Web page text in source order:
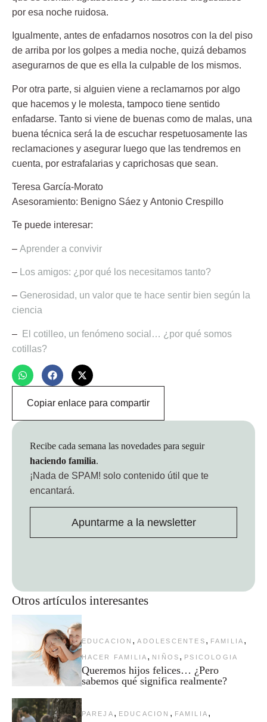
por esa noche ruidosa.
Igualmente, antes de enfadarnos nosotros con la del piso
de arriba por los golpes a media noche, quizá debamos
asegurarnos de que es ella la culpable de los mismos.
Por otra parte, si alguien viene a reclamarnos por algo
que hacemos y le molesta, tampoco tiene sentido
enfadarse. Tanto si viene de buenas como de malas, una
buena técnica será la de escuchar respetuosamente las
reclamaciones y asegurar luego que las tendremos en
cuenta, por estrafalarias y caprichosas que sean.
Teresa García-Morato
Asesoramiento: Benigno Sáez y Antonio Crespillo
Te puede interesar:
– Aprender a convivir
– Los amigos: ¿por qué los necesitamos tanto?
– Generosidad, un valor que te hace sentir bien según la
ciencia
–
El cotilleo, un fenómeno social… ¿por qué somos
cotillas?
Copiar enlace para compartir
Otros artículos interesantes
EDUCACION , ADOLESCENTES , FAMILIA ,
HACER FAMILIA , NIÑOS , PSICOLOGIA
Queremos hijos felices… ¿Pero
sabemos qué significa realmente?
PAREJA , EDUCACION , FAMILIA ,
Recibe cada semana las novedades para seguir
haciendo familia.
¡Nada de SPAM! solo contenido útil que te
encantará.
Apuntarme a la newsletter